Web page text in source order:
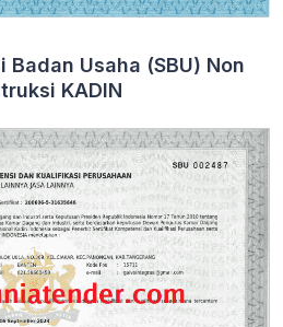
Usaha (SBU) Non
KADIN